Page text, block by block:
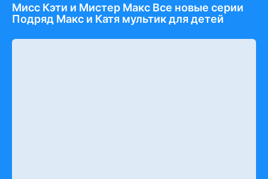
Мисс Кэти и Мистер Макс Все новые серии
Подряд Макс и Катя мультик для детей